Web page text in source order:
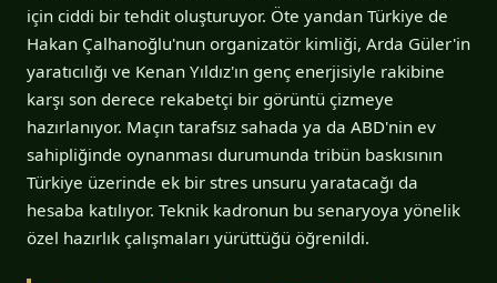
için ciddi bir tehdit oluşturuyor. Öte yandan Türkiye de
Hakan Çalhanoğlu'nun organizatör kimliği, Arda Güler'in
yaratıcılığı ve Kenan Yıldız'ın genç enerjisiyle rakibine
karşı son derece rekabetçi bir görüntü çizmeye
hazırlanıyor. Maçın tarafsız sahada ya da ABD'nin ev
sahipliğinde oynanması durumunda tribün baskısının
Türkiye üzerinde ek bir stres unsuru yaratacağı da
hesaba katılıyor. Teknik kadronun bu senaryoya yönelik
özel hazırlık çalışmaları yürüttüğü öğrenildi.